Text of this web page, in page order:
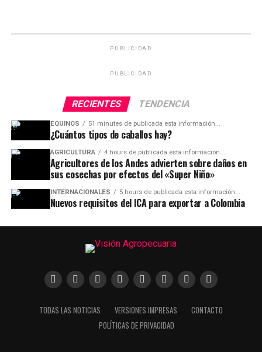
PUBLICIDAD
PUBLICIDAD
RECIENTES TENDENCIA
EQUINOS 51 minutes de publicada esta información...
¿Cuántos tipos de caballos hay?
AGRICULTURA 4 hours de publicada esta información...
Agricultores de los Andes advierten sobre daños en
sus cosechas por efectos del «Super Niño»
INTERNACIONALES 5 hours de publicada esta información...
Nuevos requisitos del ICA para exportar a Colombia
TODAS LAS NOTICIAS VERSIONES IMPRESAS
CONTACTO
POLÍTICAS DE PRIVACIDAD